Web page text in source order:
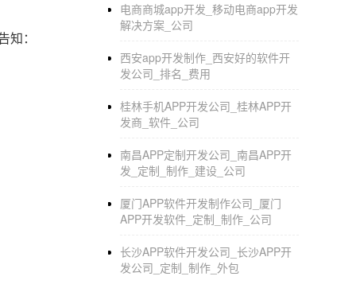
：
电商商城app开发_移动电商app开发
解决方案_公司
西安app开发制作_西安好的软件开
发公司_排名_费用
桂林手机APP开发公司_桂林APP开
发商_软件_公司
南昌APP定制开发公司_南昌APP开
发_定制_制作_建设_公司
厦门APP软件开发制作公司_厦门
APP开发软件_定制_制作_公司
长沙APP软件开发公司_长沙APP开
发公司_定制_制作_外包